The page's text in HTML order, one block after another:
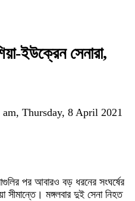
ইউক্রেন সেনারা,
Thursday, 8 April 2021
পর আবারও বড় ধরনের সংঘর্ষের
মঙ্গলবার দুই সেনা নিহত